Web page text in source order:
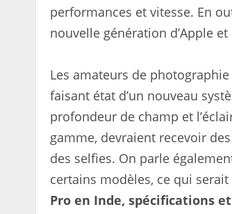
performances et vitesse. En
nouvelle génération d’Apple
Les amateurs de
faisant état d’un nouveau
profondeur de champ et
gamme, devraient recevoir
des selfies. On parle
certains modèles, ce qui
Pro en Inde, spécifications